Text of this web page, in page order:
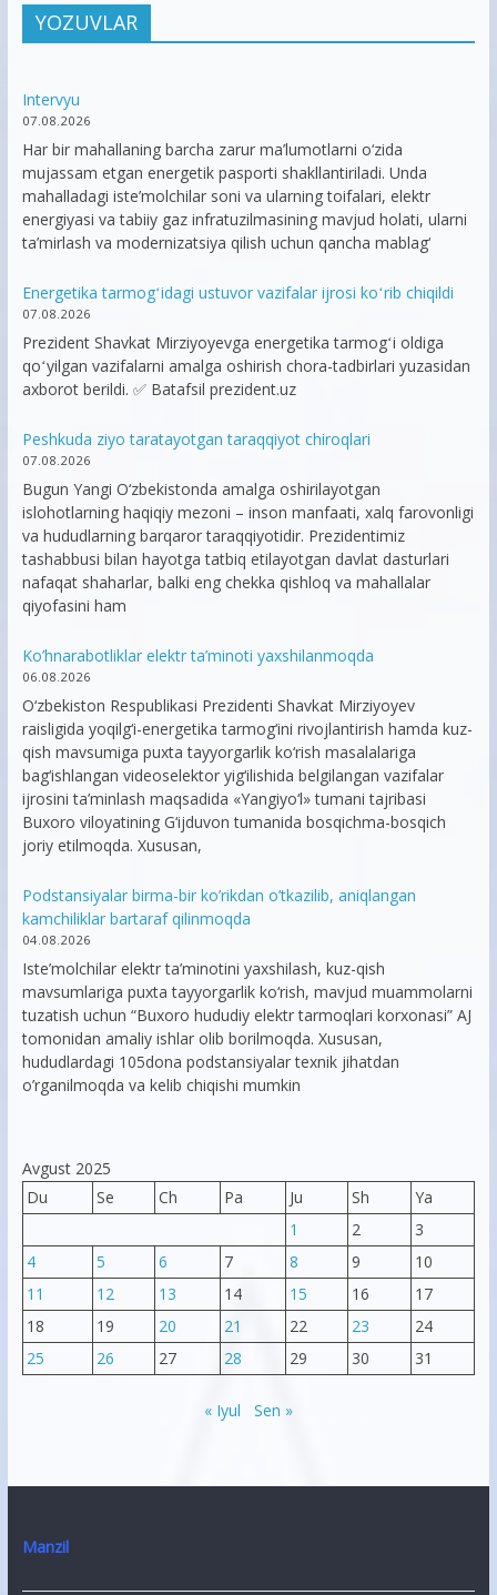
YOZUVLAR
Intervyu
07.08.2026
Har bir mahallaning barcha zarur ma’lumotlarni o‘zida
mujassam etgan energetik pasporti shakllantiriladi. Unda
mahalladagi iste’molchilar soni va ularning toifalari, elektr
energiyasi va tabiiy gaz infratuzilmasining mavjud holati, ularni
ta’mirlash va modernizatsiya qilish uchun qancha mablag‘
Energetika tarmogʻidagi ustuvor vazifalar ijrosi koʻrib chiqildi
07.08.2026
Prezident Shavkat Mirziyoyevga energetika tarmogʻi oldiga
qoʻyilgan vazifalarni amalga oshirish chora-tadbirlari yuzasidan
axborot berildi. ✅ Batafsil prezident.uz
Peshkuda ziyo taratayotgan taraqqiyot chiroqlari
07.08.2026
Bugun Yangi O‘zbekistonda amalga oshirilayotgan
islohotlarning haqiqiy mezoni – inson manfaati, xalq farovonligi
va hududlarning barqaror taraqqiyotidir. Prezidentimiz
tashabbusi bilan hayotga tatbiq etilayotgan davlat dasturlari
nafaqat shaharlar, balki eng chekka qishloq va mahallalar
qiyofasini ham
Ko’hnarabotliklar elektr ta’minoti yaxshilanmoqda
06.08.2026
O‘zbekiston Respublikasi Prezidenti Shavkat Mirziyoyev
raisligida yoqilg‘i-energetika tarmog‘ini rivojlantirish hamda kuz-
qish mavsumiga puxta tayyorgarlik ko‘rish masalalariga
bag‘ishlangan videoselektor yig‘ilishida belgilangan vazifalar
ijrosini ta’minlash maqsadida «Yangiyo‘l» tumani tajribasi
Buxoro viloyatining G‘ijduvon tumanida bosqichma-bosqich
joriy etilmoqda. Xususan,
Podstansiyalar birma-bir ko’rikdan o’tkazilib, aniqlangan
kamchiliklar bartaraf qilinmoqda
04.08.2026
Iste’molchilar elektr ta’minotini yaxshilash, kuz-qish
mavsumlariga puxta tayyorgarlik ko‘rish, mavjud muammolarni
tuzatish uchun “Buxoro hududiy elektr tarmoqlari korxonasi” AJ
tomonidan amaliy ishlar olib borilmoqda. Xususan,
hududlardagi 105dona podstansiyalar texnik jihatdan
o’rganilmoqda va kelib chiqishi mumkin
Avgust 2025
Du
Se Ch Pa Ju Sh
Ya
1
2
3
4
5 6 7 8 9
10
11
12 13 14 15 16
17
18
19 20 21 22 23
24
25
26 27 28 29 30 31
« Iyul Sen »
Manzil